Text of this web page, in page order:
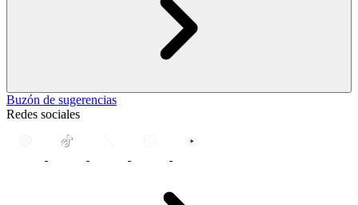
Buzón de sugerencias
Redes sociales